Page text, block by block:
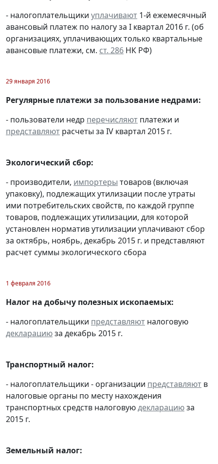
- налогоплательщики уплачивают 1-й ежемесячный
авансовый платеж по налогу за I квартал 2016 г. (об
организациях, уплачивающих только квартальные
авансовые платежи, см. ст. 286 НК РФ)
29 января 2016
Регулярные платежи за пользование недрами:
- пользователи недр перечисляют платежи и
представляют расчеты за IV квартал 2015 г.
Экологический сбор:
- производители, импортеры товаров (включая
упаковку), подлежащих утилизации после утраты
ими потребительских свойств, по каждой группе
товаров, подлежащих утилизации, для которой
установлен норматив утилизации уплачивают сбор
за октябрь, ноябрь, декабрь 2015 г. и представляют
расчет суммы экологического сбора
1 февраля 2016
Налог на добычу полезных ископаемых:
- налогоплательщики представляют налоговую
декларациюза декабрь 2015 г.
Транспортный налог:
- налогоплательщики - организации представляют в
налоговые органы по месту нахождения
транспортных средств налоговуюдекларациюза
2015 г.
Земельный налог: